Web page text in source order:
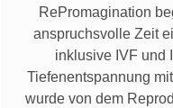
RePromagination
anspruchsvolle Zeit
inklusive IVF und
Tiefenentspannung
wurde von dem